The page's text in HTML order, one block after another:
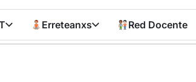
Erreteanxs Red Docente